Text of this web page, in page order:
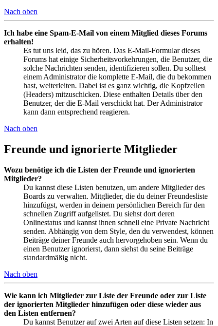
Nach oben
Ich habe eine Spam-E-Mail von einem Mitglied dieses Forums
erhalten!
Es tut uns leid, das zu hören. Das E-Mail-Formular dieses
Forums hat einige Sicherheitsvorkehrungen, die Benutzer, die
solche Nachrichten senden, identifizieren sollen. Du solltest
einem Administrator die komplette E-Mail, die du bekommen
hast, weiterleiten. Dabei ist es ganz wichtig, die Kopfzeilen
(Headers) mitzuschicken. Diese enthalten Details über den
Benutzer, der die E-Mail verschickt hat. Der Administrator
kann dann entsprechend reagieren.
Nach oben
Freunde und ignorierte Mitglieder
Wozu benötige ich die Listen der Freunde und ignorierten
Mitglieder?
Du kannst diese Listen benutzen, um andere Mitglieder des
Boards zu verwalten. Mitglieder, die du deiner Freundesliste
hinzufügst, werden in deinem persönlichen Bereich für den
schnellen Zugriff aufgelistet. Du siehst dort deren
Onlinestatus und kannst ihnen schnell eine Private Nachricht
senden. Abhängig von dem Style, den du verwendest, können
Beiträge deiner Freunde auch hervorgehoben sein. Wenn du
einen Benutzer ignorierst, dann siehst du seine Beiträge
standardmäßig nicht.
Nach oben
Wie kann ich Mitglieder zur Liste der Freunde oder zur Liste
der ignorierten Mitglieder hinzufügen oder diese wieder aus
den Listen entfernen?
Du kannst Benutzer auf zwei Arten auf diese Listen setzen: In